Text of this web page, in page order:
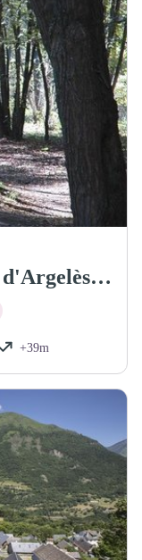
Circuit VTT n°2 - Vallée d'Argelès - Boo et tranquilou
+39m